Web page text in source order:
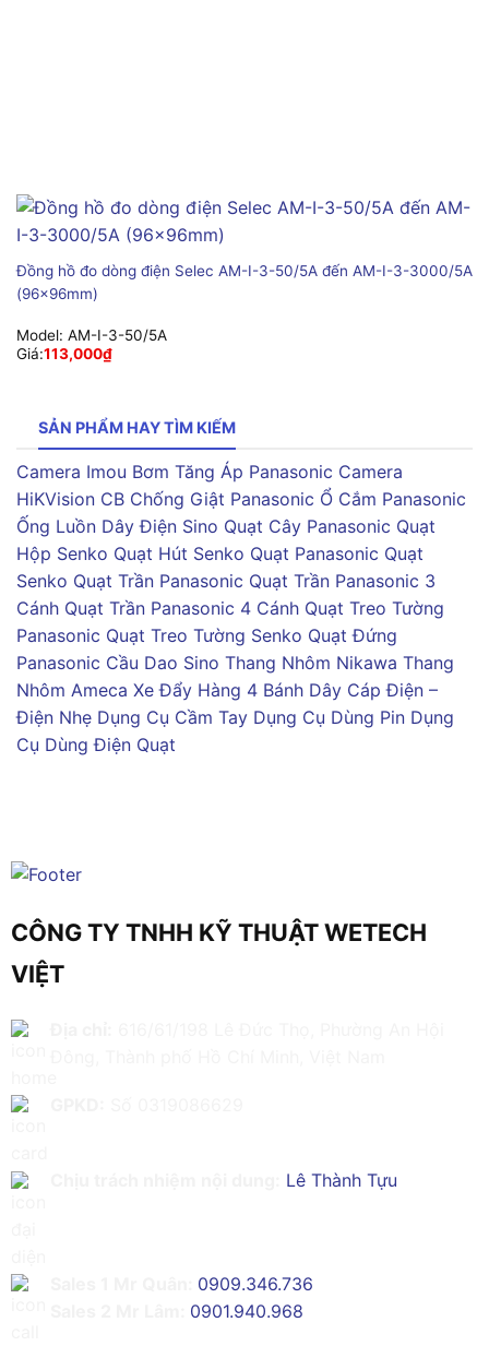
Đồng hồ đo dòng điện Selec AM-I-3-50/5A đến AM-I-3-3000/5A
(96x96mm)
Model: AM-I-3-50/5A
Giá:113,000₫
SẢN PHẨM HAY TÌM KIẾM
Camera Imou Bơm Tăng Áp Panasonic Camera
HiKVision CB Chống Giật Panasonic Ổ Cắm Panasonic
Ống Luồn Dây Điện Sino Quạt Cây Panasonic Quạt
Hộp Senko Quạt Hút Senko Quạt Panasonic Quạt
Senko Quạt Trần Panasonic Quạt Trần Panasonic 3
Cánh Quạt Trần Panasonic 4 Cánh Quạt Treo Tường
Panasonic Quạt Treo Tường Senko Quạt Đứng
Panasonic Cầu Dao Sino Thang Nhôm Nikawa Thang
Nhôm Ameca Xe Đẩy Hàng 4 Bánh Dây Cáp Điện –
Điện Nhẹ Dụng Cụ Cầm Tay Dụng Cụ Dùng Pin Dụng
Cụ Dùng Điện Quạt
CÔNG TY TNHH KỸ THUẬT WETECH
VIỆT
Lê Thành Tựu
0909.346.736
0901.940.968